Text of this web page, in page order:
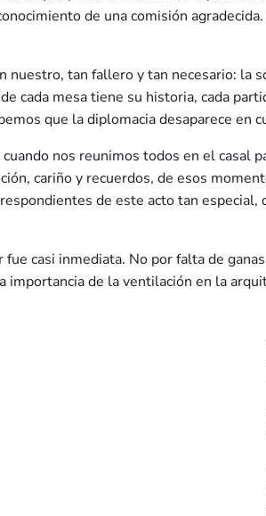
de una comisión
tan fallero y tan necesario: la
cada mesa tiene su historia, cada
que la diplomacia desaparece en
nos reunimos todos en el
cariño y recuerdos, de esos
de este acto tan
casi inmediata. No por falta de
de la ventilación en la